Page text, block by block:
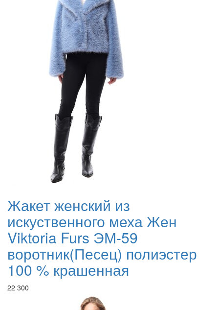
Жакет женский из
искуственного меха Жен
Viktoria Furs ЭМ-59
воротник(Песец) полиэстер
100 % крашенная
22 300